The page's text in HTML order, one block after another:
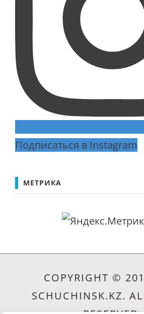
Подписаться в Instagram
МЕТРИКА
COPYRIGHT ©
SCHUCHINSK.KZ.